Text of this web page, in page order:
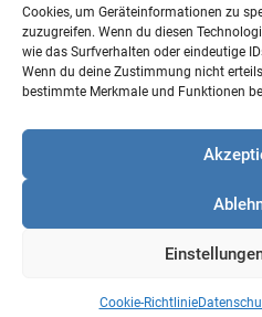
Cookies, um Geräteinformationen zu
zuzugreifen. Wenn du diesen
wie das Surfverhalten oder eindeutige
Wenn du deine Zustimmung nicht
bestimmte Merkmale und Funktionen
Cookie-Richtlinie
Mentoring ist kein „Nice-to-
Transformationsinstrument.
Kompetenzen und fördert
genau das, was Unternehmen
nicht ausreichend nur „Jung“